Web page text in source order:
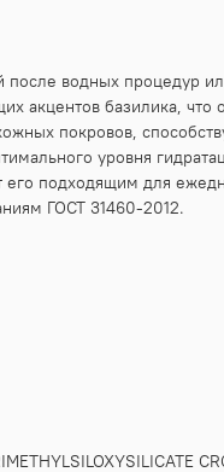
водных процедур
акцентов базилика, что
покровов,
уровня
его подходящим для
ГОСТ 31460-2012.